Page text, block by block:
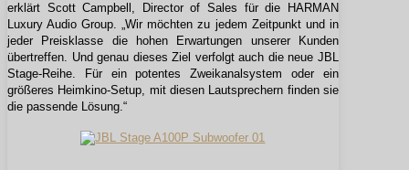
erklärt Scott Campbell, Director of Sales für die HARMAN
Luxury Audio Group. „Wir möchten zu jedem Zeitpunkt und in
jeder Preisklasse die hohen Erwartungen unserer Kunden
übertreffen. Und genau dieses Ziel verfolgt auch die neue JBL
Stage-Reihe. Für ein potentes Zweikanalsystem oder ein
größeres Heimkino-Setup, mit diesen Lautsprechern finden sie
die passende Lösung.“